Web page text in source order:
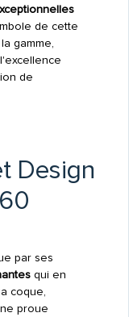
de cette
gamme,
de
Design
par ses
qui en
coque,
proue